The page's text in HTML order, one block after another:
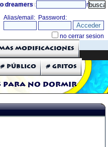
and it probably will» directorio
dreamers
para no dormir
modificaciones
# Público # Gritos